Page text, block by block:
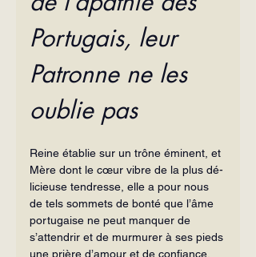
Portugais, leur
Patronne ne les
oublie pas
Reine établie sur un trône éminent, et
Mère dont le cœur vibre de la plus dé­
licieuse tendresse, elle a pour nous
de tels sommets de bonté que l’âme
portu­gaise ne peut manquer de
s’attendrir et de murmurer à ses pieds
une prière d’amour et de confiance.